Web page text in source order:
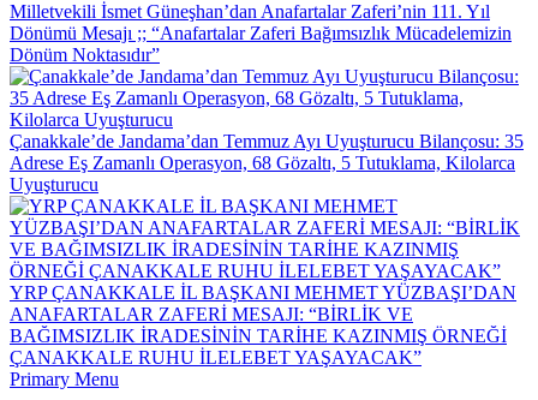
Milletvekili İsmet Güneşhan’dan Anafartalar Zaferi’nin 111. Yıl
Dönümü Mesajı ;; “Anafartalar Zaferi Bağımsızlık Mücadelemizin
Dönüm Noktasıdır”
Çanakkale’de Jandama’dan Temmuz Ayı Uyuşturucu Bilançosu: 35
Adrese Eş Zamanlı Operasyon, 68 Gözaltı, 5 Tutuklama, Kilolarca
Uyuşturucu
YRP ÇANAKKALE İL BAŞKANI MEHMET YÜZBAŞI’DAN
ANAFARTALAR ZAFERİ MESAJI: “BİRLİK VE
BAĞIMSIZLIK İRADESİNİN TARİHE KAZINMIŞ ÖRNEĞİ
ÇANAKKALE RUHU İLELEBET YAŞAYACAK”
Primary Menu